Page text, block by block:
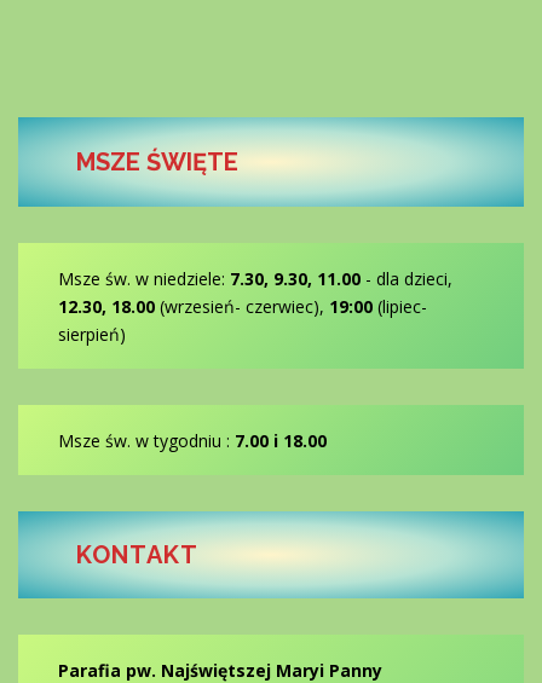
MSZE ŚWIĘTE
Msze św. w niedziele: 7.30, 9.30, 11.00 - dla dzieci,
12.30, 18.00 (wrzesień- czerwiec), 19:00(lipiec-
sierpień)
Msze św. w tygodniu : 7.00 i 18.00
KONTAKT
Parafia pw. Najświętszej Maryi Panny